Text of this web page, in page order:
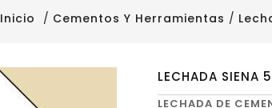
Inicio Cementos Y Herramientas
LECHADA SIENA
LECHADA DE